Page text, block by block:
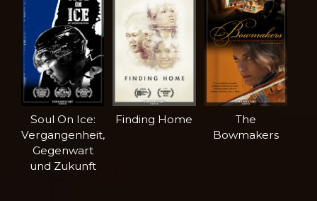
Soul On Ice:
Vergangenheit,
Gegenwart
und Zukunft
Finding Home
The
Bowmakers